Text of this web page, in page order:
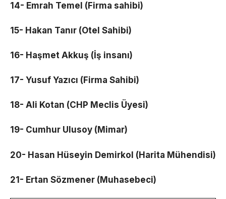
14- Emrah Temel (Firma sahibi)
15- Hakan Tanır (Otel Sahibi)
16- Haşmet Akkuş (İş insanı)
17- Yusuf Yazıcı (Firma Sahibi)
18- Ali Kotan (CHP Meclis Üyesi)
19- Cumhur Ulusoy (Mimar)
20- Hasan Hüseyin Demirkol (Harita Mühendisi)
21- Ertan Sözmener (Muhasebeci)